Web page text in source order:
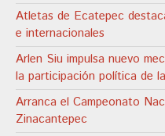
Atletas de Ecatepec
e internacionales
Arlen Siu impulsa nuevo
la participación política de
Arranca el Campeonato
Zinacantepec